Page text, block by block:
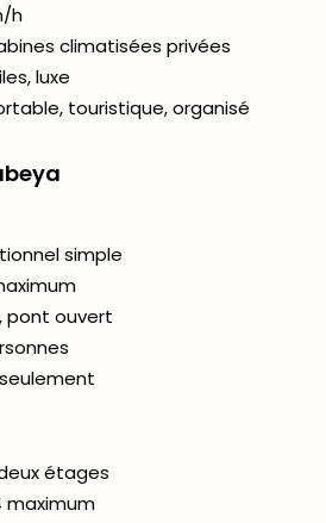
h
climatisées privées
luxe
touristique, organisé
simple
pont ouvert
étages
maximum